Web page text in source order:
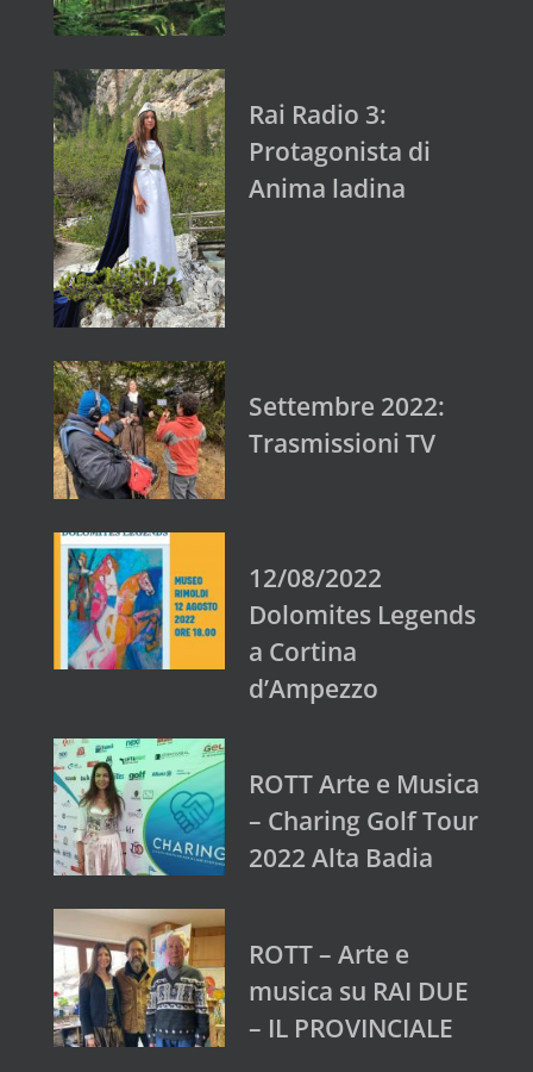
Rai Radio 3:
Protagonista di
Anima ladina
Settembre 2022:
Trasmissioni TV
12/08/2022
Dolomites Legends
a Cortina
d’Ampezzo
ROTT Arte e Musica
– Charing Golf Tour
2022 Alta Badia
ROTT – Arte e
musica su RAI DUE
– IL PROVINCIALE